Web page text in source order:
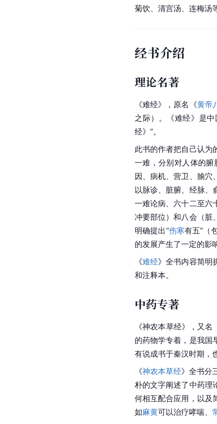
菊饮、清宫汤、连梅汤
经书介绍
理论名著
《难经》，原名《黄帝
之际）。《难经》是中
经》”。
此书的作者把自己认为
一难，分别对人体的
因、病机、营卫、腧穴
以脉诊、脏腑、经脉、
一难论病、六十二至六
冲要部位）和八会（脏
明确提出“伤寒有五”（
的发展产生了一定的影
《难经》全书内容简明
和注释本。
中药专著
《神农本草经》，又名
的药物学专着，是我国
有说成书于秦汉时期
《神农本草经》全书分
朴的文字阐述了中药理
何相互配合应用，以及
如麻黄可以治疗哮喘、